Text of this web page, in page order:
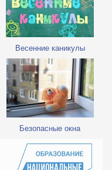
Весенние каникулы
Безопасные окна